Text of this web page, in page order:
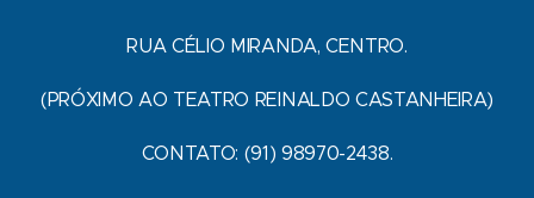
RUA CÉLIO MIRANDA, CENTRO.
(PRÓXIMO AO TEATRO REINALDO CASTANHEIRA)
CONTATO: (91) 98970-2438.